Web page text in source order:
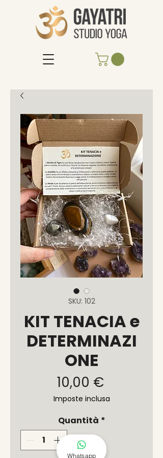
SKU: 102
KIT TENACIA e
DETERMINAZI
ONE
10,00 €Prezzo
Imposte inclusa
Quantità *
Whatsapp